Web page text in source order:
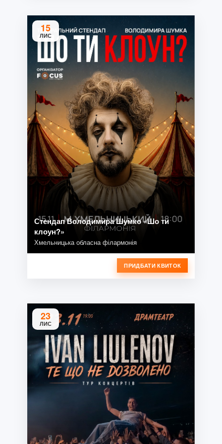
15
ЛИС
Стендап Володимира Шумко «Шо ти
клоун?»
Хмельницька обласна філармонія
ПРИДБАТИ КВИТОК
23
ЛИС